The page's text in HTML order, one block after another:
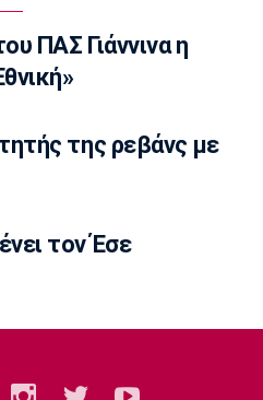
τα ευρωπαϊκά
ο Γκάμπριελ
στην ιστορία
ΠΑΣ Γιάννινα η
της ρεβάνς με
τον Έσε